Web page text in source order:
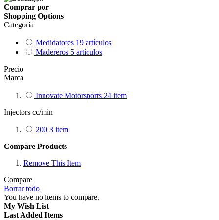
Comprar por
Shopping Options
Categoría
Medidatores 19 artículos
Madereros 5 artículos
Precio
Marca
Innovate Motorsports 24 item
Injectors cc/min
200 3 item
Compare Products
Remove This Item
Compare
Borrar todo
You have no items to compare.
My Wish List
Last Added Items